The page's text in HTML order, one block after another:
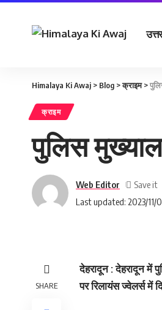
Himalaya Ki Awaj > Blog >क्राइम>
क्राइम
पुलिस
Last updated: 2023/11/
Web Editor
SHARE
देहरादून : देहरादून में
पर रिलायंस ज्वेलर्स में